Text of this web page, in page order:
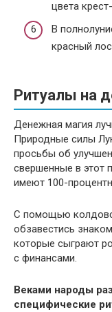
цвета
В
красный
Ритуалы на
Денежная магия
Природные силы
просьбы об
свершенные в этот
имеют 100-
С помощью
обзавестись
которые сыграют
с финансами.
Веками народы
специфические